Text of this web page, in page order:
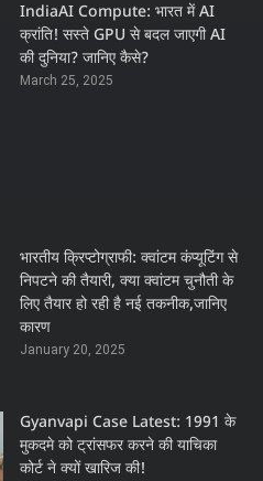
IndiaAI Compute: भारत में AI
क्रांति! सस्ते GPU से बदल जाएगी AI
की दुनिया? जानिए कैसे?
March 25, 2025
भारतीय क्रिप्टोग्राफी: क्वांटम कंप्यूटिंग से
निपटने की तैयारी, क्या क्वांटम चुनौती के
लिए तैयार हो रही है नई तकनीक,जानिए
कारण
January 20, 2025
Gyanvapi Case Latest: 1991 के
मुकदमे को ट्रांसफर करने की याचिका
कोर्ट ने क्यों खारिज की!